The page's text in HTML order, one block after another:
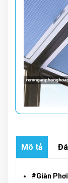
Mô tả
#Giàn